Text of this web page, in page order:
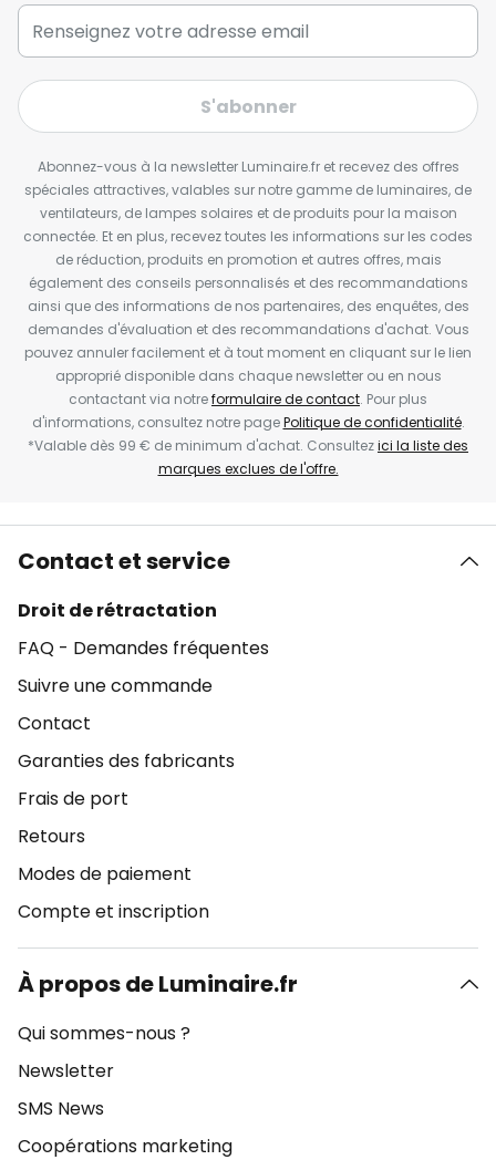
S'abonner
Abonnez-vous à la newsletter Luminaire.fr et recevez des offres
spéciales attractives, valables sur notre gamme de luminaires, de
ventilateurs, de lampes solaires et de produits pour la maison
connectée. Et en plus, recevez toutes les informations sur les codes
de réduction, produits en promotion et autres offres, mais
également des conseils personnalisés et des recommandations
ainsi que des informations de nos partenaires, des enquêtes, des
demandes d'évaluation et des recommandations d'achat. Vous
pouvez annuler facilement et à tout moment en cliquant sur le lien
approprié disponible dans chaque newsletter ou en nous
contactant via notreformulaire de contact. Pour plus
d'informations, consultez notre pagePolitique de confidentialité.
*Valable dès 99 € de minimum d'achat. Consultezici la liste des
marques exclues de l'offre.
Contact et service
Droit de rétractation
FAQ - Demandes fréquentes
Suivre une commande
Contact
Garanties des fabricants
Frais de port
Retours
Modes de paiement
Compte et inscription
À propos de Luminaire.fr
Qui sommes-nous ?
Newsletter
SMS News
Coopérations marketing